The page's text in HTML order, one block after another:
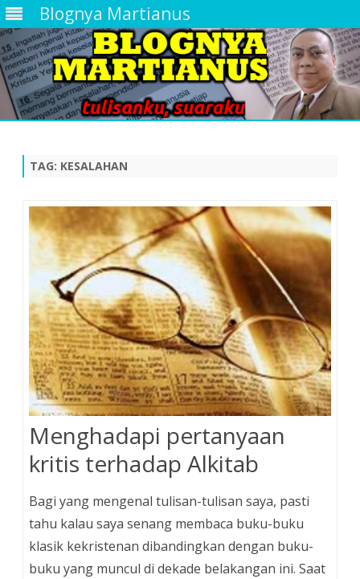
Blognya Martianus
TAG: KESALAHAN
Menghadapi pertanyaan
kritis terhadap Alkitab
Bagi yang mengenal tulisan-tulisan saya, pasti
tahu kalau saya senang membaca buku-buku
klasik kekristenan dibandingkan dengan buku-
buku yang muncul di dekade belakangan ini. Saat